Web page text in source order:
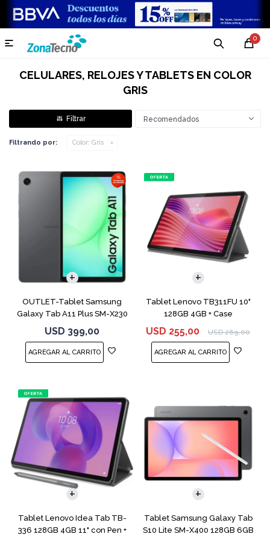
0

CELULARES, RELOJES Y TABLETS EN COLOR
GRIS
Recomendados
Filtrando por: Color: Gris
OUTLET-Tablet Samsung
Galaxy Tab A11 Plus SM-X230
256GB Gray
USD 399,00
Tablet Lenovo TB311FU 10"
128GB 4GB + Case
USD 255,00 USD 289,00
Tablet Lenovo Idea Tab TB-
336 128GB 4GB 11" con Pen +
Tablet Samsung Galaxy Tab
S10 Lite SM-X400 128GB 6GB